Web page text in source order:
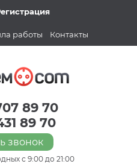
работы Контакты
89 70
89 70
звонок
с 9:00 до 21:00